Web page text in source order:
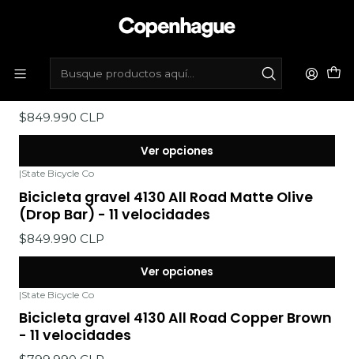
Bicicletas Bicicletas gravel
Bicicleta gravel 4130 All Road Matte Olive -
11 velocidades
$849.990 CLP
Ver opciones
|State Bicycle Co
Bicicleta gravel 4130 All Road Matte Olive
(Drop Bar) - 11 velocidades
$849.990 CLP
Ver opciones
|State Bicycle Co
Bicicleta gravel 4130 All Road Copper Brown
- 11 velocidades